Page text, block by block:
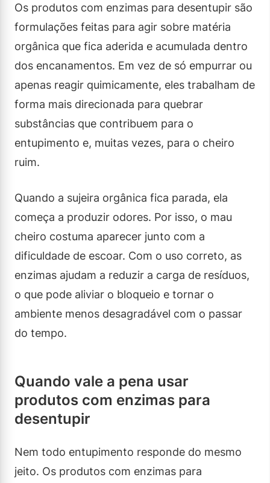
Os produtos com enzimas para desentupir são
formulações feitas para agir sobre matéria
orgânica que fica aderida e acumulada dentro
dos encanamentos. Em vez de só empurrar ou
apenas reagir quimicamente, eles trabalham de
forma mais direcionada para quebrar
substâncias que contribuem para o
entupimento e, muitas vezes, para o cheiro
ruim.
Quando a sujeira orgânica fica parada, ela
começa a produzir odores. Por isso, o mau
cheiro costuma aparecer junto com a
dificuldade de escoar. Com o uso correto, as
enzimas ajudam a reduzir a carga de resíduos,
o que pode aliviar o bloqueio e tornar o
ambiente menos desagradável com o passar
do tempo.
Quando vale a pena usar
produtos com enzimas para
desentupir
Nem todo entupimento responde do mesmo
jeito. Os produtos com enzimas para